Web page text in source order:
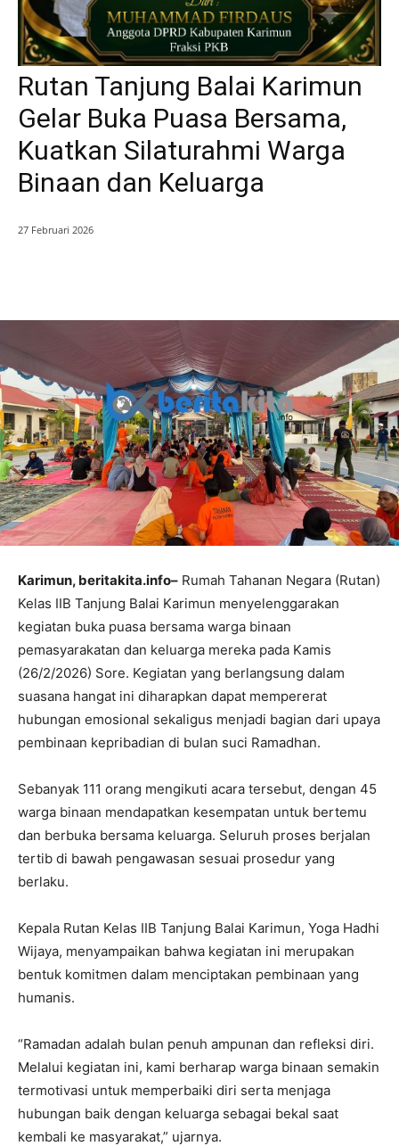
Rutan Tanjung Balai Karimun
Gelar Buka Puasa Bersama,
Kuatkan Silaturahmi Warga
Binaan dan Keluarga
27 Februari 2026
Karimun, beritakita.info– Rumah Tahanan Negara (Rutan)
Kelas IIB Tanjung Balai Karimun menyelenggarakan
kegiatan buka puasa bersama warga binaan
pemasyarakatan dan keluarga mereka pada Kamis
(26/2/2026) Sore. Kegiatan yang berlangsung dalam
suasana hangat ini diharapkan dapat mempererat
hubungan emosional sekaligus menjadi bagian dari upaya
pembinaan kepribadian di bulan suci Ramadhan.
Sebanyak 111 orang mengikuti acara tersebut, dengan 45
warga binaan mendapatkan kesempatan untuk bertemu
dan berbuka bersama keluarga. Seluruh proses berjalan
tertib di bawah pengawasan sesuai prosedur yang
berlaku.
Kepala Rutan Kelas IIB Tanjung Balai Karimun, Yoga Hadhi
Wijaya, menyampaikan bahwa kegiatan ini merupakan
bentuk komitmen dalam menciptakan pembinaan yang
humanis.
“Ramadan adalah bulan penuh ampunan dan refleksi diri.
Melalui kegiatan ini, kami berharap warga binaan semakin
termotivasi untuk memperbaiki diri serta menjaga
hubungan baik dengan keluarga sebagai bekal saat
kembali ke masyarakat,” ujarnya.